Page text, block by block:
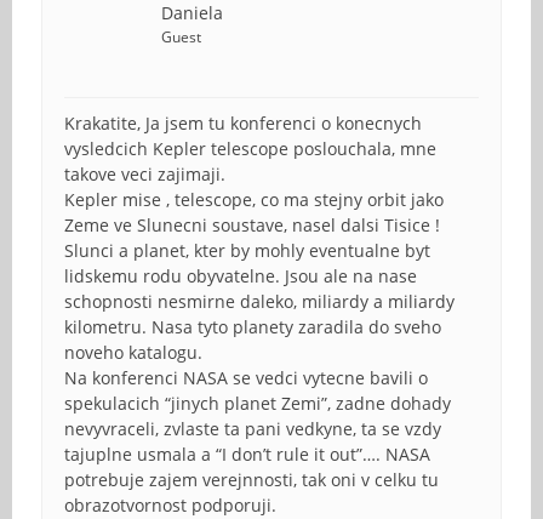
Daniela
Guest
Krakatite, Ja jsem tu konferenci o konecnych
vysledcich Kepler telescope poslouchala, mne
takove veci zajimaji.
Kepler mise , telescope, co ma stejny orbit jako
Zeme ve Slunecni soustave, nasel dalsi Tisice !
Slunci a planet, kter by mohly eventualne byt
lidskemu rodu obyvatelne. Jsou ale na nase
schopnosti nesmirne daleko, miliardy a miliardy
kilometru. Nasa tyto planety zaradila do sveho
noveho katalogu.
Na konferenci NASA se vedci vytecne bavili o
spekulacich “jinych planet Zemi”, zadne dohady
nevyvraceli, zvlaste ta pani vedkyne, ta se vzdy
tajuplne usmala a “I don’t rule it out”…. NASA
potrebuje zajem verejnnosti, tak oni v celku tu
obrazotvornost podporuji.